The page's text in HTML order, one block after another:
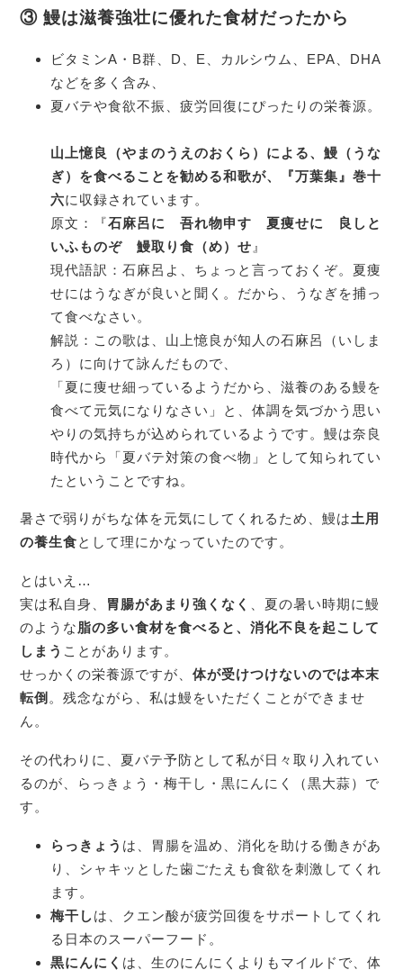
③ 鰻は滋養強壮に優れた食材だったから
ビタミンA・B群、D、E、カルシウム、EPA、DHA
などを多く含み、
夏バテや食欲不振、疲労回復にぴったりの栄養源。
山上憶良（やまのうえのおくら） による、鰻（うな
ぎ）を食べることを勧める和歌が、
『万葉集』巻十
六に収録されています。
原文：『石麻呂に 吾れ物申す 夏痩せに 良しと
いふものぞ 鰻取り食（め）せ 』
現代語訳：石麻呂よ、ちょっと言っておくぞ。夏痩
せにはうなぎが良いと聞く。だから、うなぎを捕っ
て食べなさい。
解説：この歌は、山上憶良が知人の石麻呂（いしま
ろ）に向けて詠んだもので、
「夏に痩せ細っているようだから、滋養のある鰻を
食べて元気になりなさい」と、体調を気づかう思い
やりの気持ちが込められているようです。鰻は奈良
時代から「夏バテ対策の食べ物」として知られてい
たということですね。
暑さで弱りがちな体を元気にしてくれるため、鰻は土用
の養生食として理にかなっていたのです。
とはいえ…
実は私自身、 胃腸があまり強くなく
、夏の暑い時期に鰻
のような脂の多い食材を食べると、消化不良を起こして
しまう ことがあります。
せっかくの栄養源ですが、体が受けつけないのでは本末
転倒 。残念ながら、私は鰻をいただくことができませ
ん。
その代わりに、夏バテ予防として私が日々取り入れてい
るのが、らっきょう・梅干し・黒にんにく（黒大蒜）で
す。
らっきょう は、胃腸を温め、消化を助ける働きがあ
り、シャキッとした歯ごたえも食欲を刺激してくれ
ます。
梅干しは、クエン酸が疲労回復をサポートしてくれ
る日本のスーパーフード。
黒にんにく は、生のにんにくよりもマイルドで、体